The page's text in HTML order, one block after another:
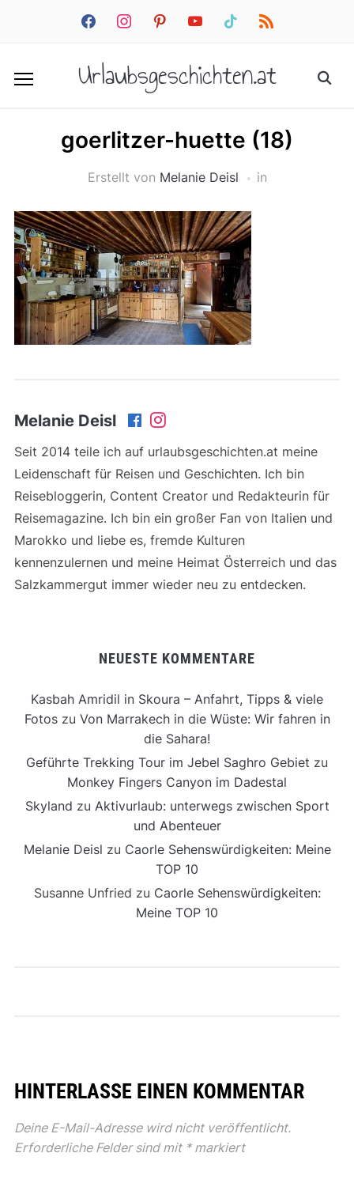
facebookinstagrampinterestyoutube tiktok rss
Urlaubsgeschichten.at
goerlitzer-huette (18)
Erstellt von Melanie Deisl in
Melanie Deisl
Seit 2014 teile ich auf urlaubsgeschichten.at meine
Leidenschaft für Reisen und Geschichten. Ich bin
Reisebloggerin, Content Creator und Redakteurin für
Reisemagazine. Ich bin ein großer Fan von Italien und
Marokko und liebe es, fremde Kulturen
kennenzulernen und meine Heimat Österreich und das
Salzkammergut immer wieder neu zu entdecken.
NEUESTE KOMMENTARE
Kasbah Amridil in Skoura – Anfahrt, Tipps & viele
Fotoszu Von Marrakech in die Wüste: Wir fahren in
die Sahara!
Geführte Trekking Tour im Jebel Saghro Gebiet zu
Monkey Fingers Canyon im Dadestal
Skyland zu Aktivurlaub: unterwegs zwischen Sport
und Abenteuer
Melanie Deisl zu Caorle Sehenswürdigkeiten: Meine
TOP 10
Susanne Unfried zu Caorle Sehenswürdigkeiten:
Meine TOP 10
HINTERLASSE EINEN KOMMENTAR
Deine E-Mail-Adresse wird nicht veröffentlicht.
Erforderliche Felder sind mit *markiert